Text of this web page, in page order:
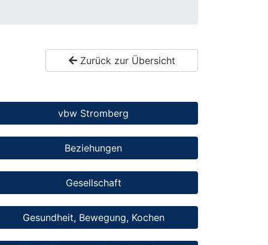
Zurück zur Übersicht
vbw Stromberg
Beziehungen
Gesellschaft
Gesundheit, Bewegung, Kochen